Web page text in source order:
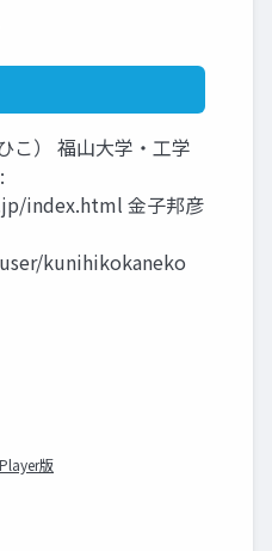
こ） 福山大学・工学
index.html 金子邦彦
kunihikokaneko
版